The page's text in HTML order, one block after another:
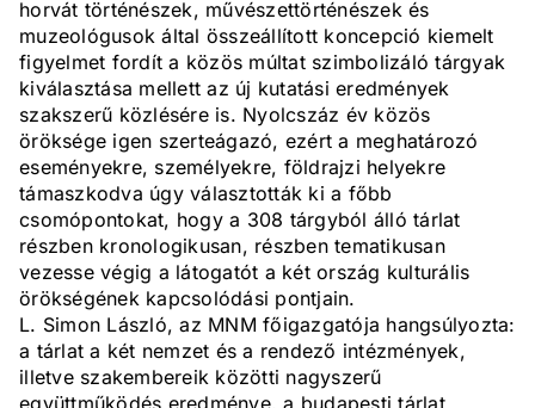
horvát történészek, művészettörténészek és
muzeológusok által összeállított koncepció kiemelt
figyelmet fordít a közös múltat szimbolizáló tárgyak
kiválasztása mellett az új kutatási eredmények
szakszerű közlésére is. Nyolcszáz év közös
öröksége igen szerteágazó, ezért a meghatározó
eseményekre, személyekre, földrajzi helyekre
támaszkodva úgy választották ki a főbb
csomópontokat, hogy a 308 tárgyból álló tárlat
részben kronologikusan, részben tematikusan
vezesse végig a látogatót a két ország kulturális
örökségének kapcsolódási pontjain.
L. Simon László, az MNM főigazgatója hangsúlyozta:
a tárlat a két nemzet és a rendező intézmények,
illetve szakembereik közötti nagyszerű